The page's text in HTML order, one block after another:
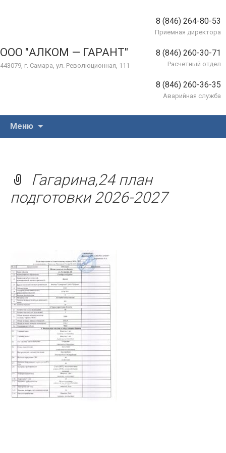
ООО "АЛКОМ — ГАРАНТ"
443079, г. Самара, ул. Революционная, 111
8 (846) 264-80-53
Приемная директора
8 (846) 260-30-71
Расчетный отдел
8 (846) 260-36-35
Аварийная служба
Меню
Гагарина,24 план
подготовки 2026-2027